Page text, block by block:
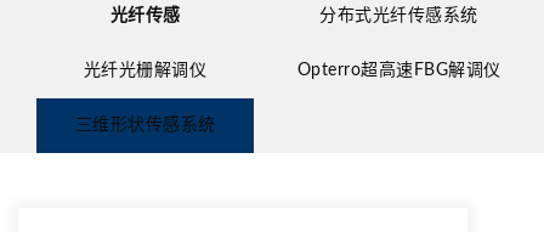
光纤传感 分布式光纤传感系统
光纤光栅解调仪 Opterro超高速FBG解调仪
三维形状传感系统